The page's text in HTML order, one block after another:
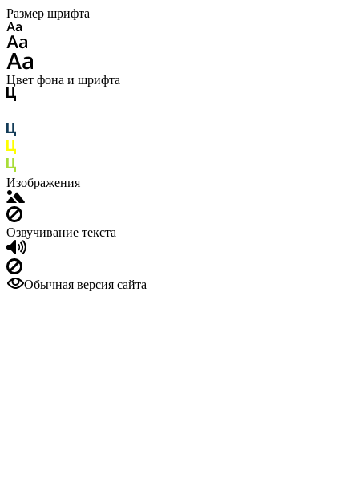
Размер шрифта
Цвет фона и шрифта
Изображения
Озвучивание текста
Обычная версия сайта